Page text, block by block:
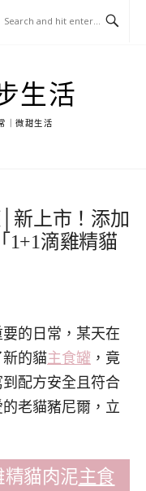
生活
｜微甜生活
新上市！添加
1+1滴雞精貓
的日常，某天在
的貓主食罐 ，竟
配方安全且符合
老貓豬尼爾，立
精貓肉泥主食